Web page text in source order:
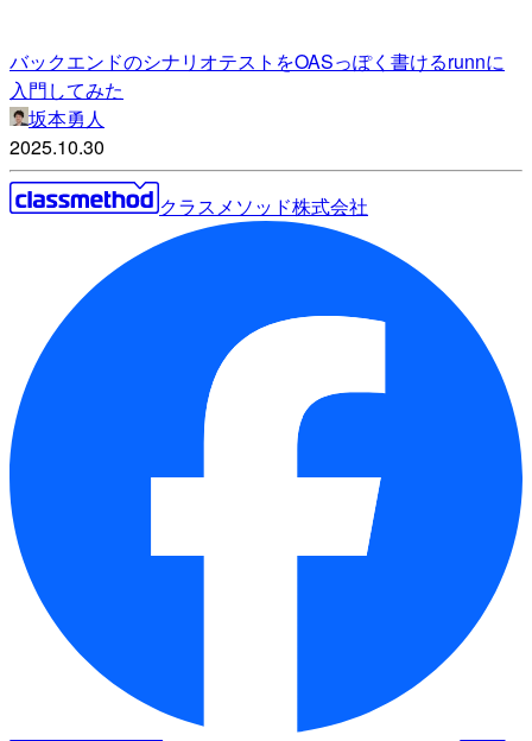
バックエンドのシナリオテストをOASっぽく書けるrunnに
入門してみた
坂本勇人
2025.10.30
クラスメソッド株式会社